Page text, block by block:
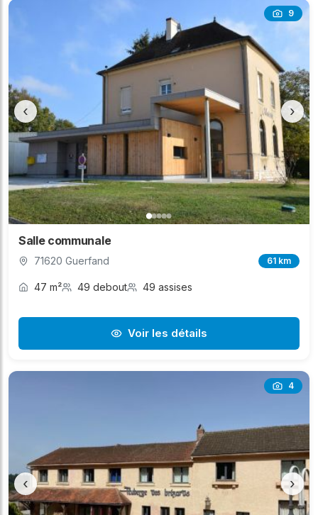
9
‹ ›
Salle communale
71620 Guerfand 61 km
47 m² 49 debout 49 assises
Voir les détails
4
‹ ›